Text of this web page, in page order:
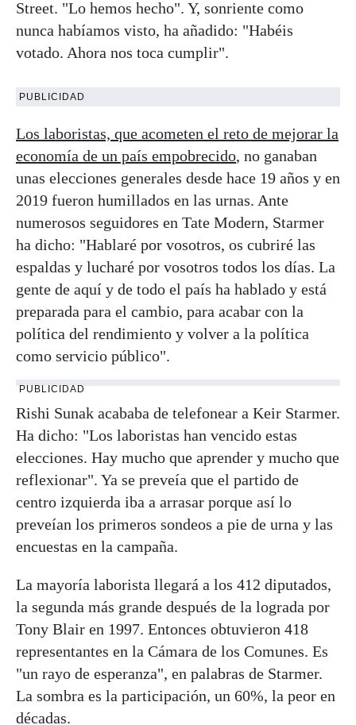
Street. "Lo hemos hecho". Y, sonriente como
nunca habíamos visto, ha añadido: "Habéis
votado. Ahora nos toca cumplir".
PUBLICIDAD
Los laboristas, que acometen el reto de mejorar la
economía de un país empobrecido, no ganaban
unas elecciones generales desde hace 19 años y en
2019 fueron humillados en las urnas. Ante
numerosos seguidores en Tate Modern, Starmer
ha dicho: "Hablaré por vosotros, os cubriré las
espaldas y lucharé por vosotros todos los días. La
gente de aquí y de todo el país ha hablado y está
preparada para el cambio, para acabar con la
política del rendimiento y volver a la política
como servicio público".
PUBLICIDAD
Rishi Sunak acababa de telefonear a Keir Starmer.
Ha dicho: "Los laboristas han vencido estas
elecciones. Hay mucho que aprender y mucho que
reflexionar". Ya se preveía que el partido de
centro izquierda iba a arrasar porque así lo
preveían los primeros sondeos a pie de urna y las
encuestas en la campaña.
La mayoría laborista llegará a los 412 diputados,
la segunda más grande después de la lograda por
Tony Blair en 1997. Entonces obtuvieron 418
representantes en la Cámara de los Comunes. Es
"un rayo de esperanza", en palabras de Starmer.
La sombra es la participación, un 60%, la peor en
décadas.